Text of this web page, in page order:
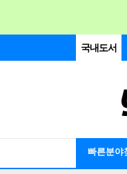
국내도서
빠른분야